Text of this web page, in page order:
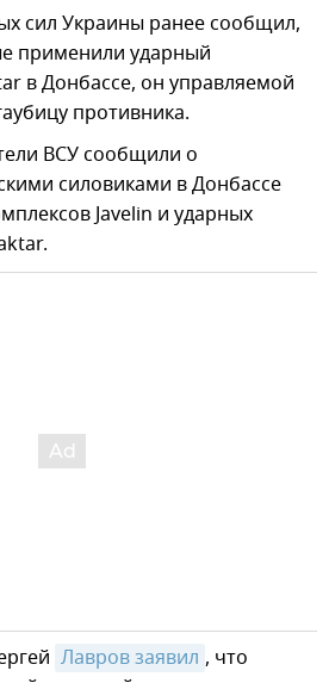
сил Украины ранее сообщил,
применили ударный
в Донбассе, он управляемой
противника.
ВСУ сообщили о
силовиками в Донбассе
Javelin и ударных
Лавров заявил , что